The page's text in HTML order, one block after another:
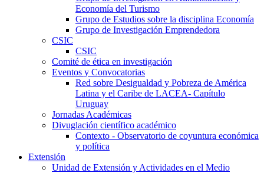
Economía del Turismo
Grupo de Estudios sobre la disciplina Economía
Grupo de Investigación Emprendedora
CSIC
CSIC
Comité de ética en investigación
Eventos y Convocatorias
Red sobre Desigualdad y Pobreza de América
Latina y el Caribe de LACEA- Capítulo
Uruguay
Jornadas Académicas
Divuglación científico académico
Contexto - Observatorio de coyuntura económica
y política
Extensión
Unidad de Extensión y Actividades en el Medio